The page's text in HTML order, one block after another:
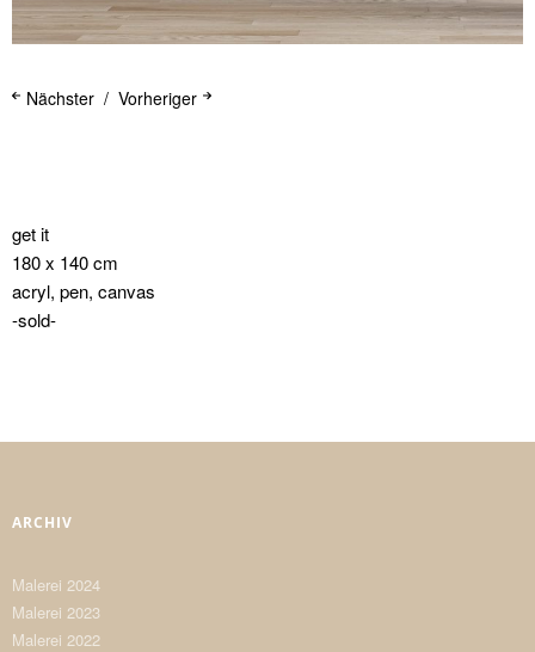
Vorheriger
Nächster
get it
180 x 140 cm
acryl, pen, canvas
-sold-
ARCHIV
Malerei 2024
Malerei 2023
Malerei 2022